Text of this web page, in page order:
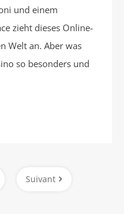
und einem
zieht dieses Online-
Welt an. Aber was
so besonders und
Suivant